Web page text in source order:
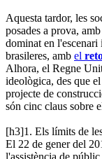
Aquesta tardor, les
posades a prova,
dominat en l'escenari
brasileres, amb el
Alhora, el Regne
ideològica, des que
projecte de
són cinc claus sobre
[h3]1. Els límits de
El 22 de gener del
l'assistència de